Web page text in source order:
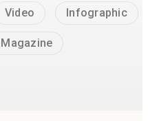
Video Infographic
Magazine